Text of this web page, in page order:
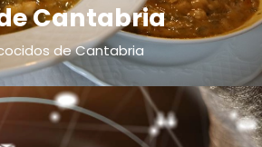
Cantabria
de Cantabria